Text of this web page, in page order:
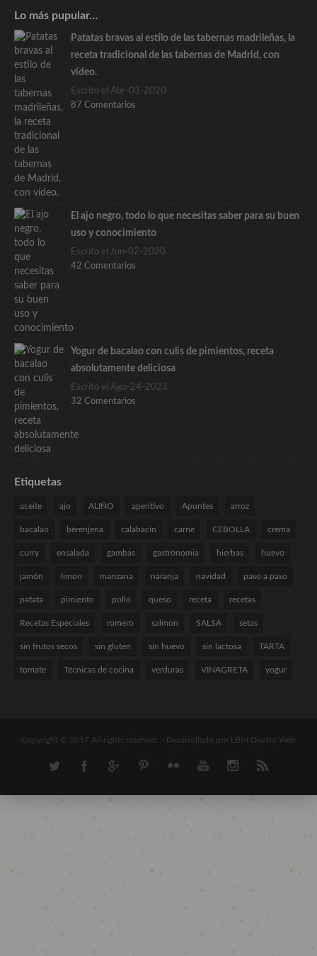
Lo más pupular…
Patatas bravas al estilo de las tabernas madrileñas, la
receta tradicional de las tabernas de Madrid, con
vídeo.
Escrito el Abr-03-2020
87 Comentarios
El ajo negro, todo lo que necesitas saber para su buen
uso y conocimiento
Escrito el Jun-02-2020
42 Comentarios
Yogur de bacalao con culis de pimientos, receta
absolutamente deliciosa
Escrito el Ago-24-2023
32 Comentarios
Etiquetas
aceite ajo ALIÑO aperitivo Apuntes arroz
bacalao berenjena calabacin carne CEBOLLA crema
curry ensalada gambas gastrónomia hierbas huevo
jamón limon manzana naranja navidad paso a paso
patata pimiento pollo queso receta recetas
Recetas Especiales romero salmon SALSA setas
sin frutos secos sin gluten sin huevo sin lactosa TARTA
tomate Técnicas de cocina verduras VINAGRETA yogur
Copyright © 2017 All rights reserved. - Desarrollado por LBM Diseño Web